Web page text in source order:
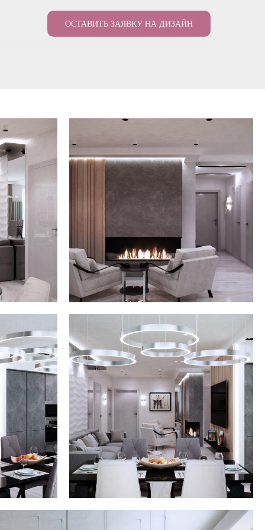
ОСТАВИТЬ ЗАЯВКУ НА ДИЗАЙН